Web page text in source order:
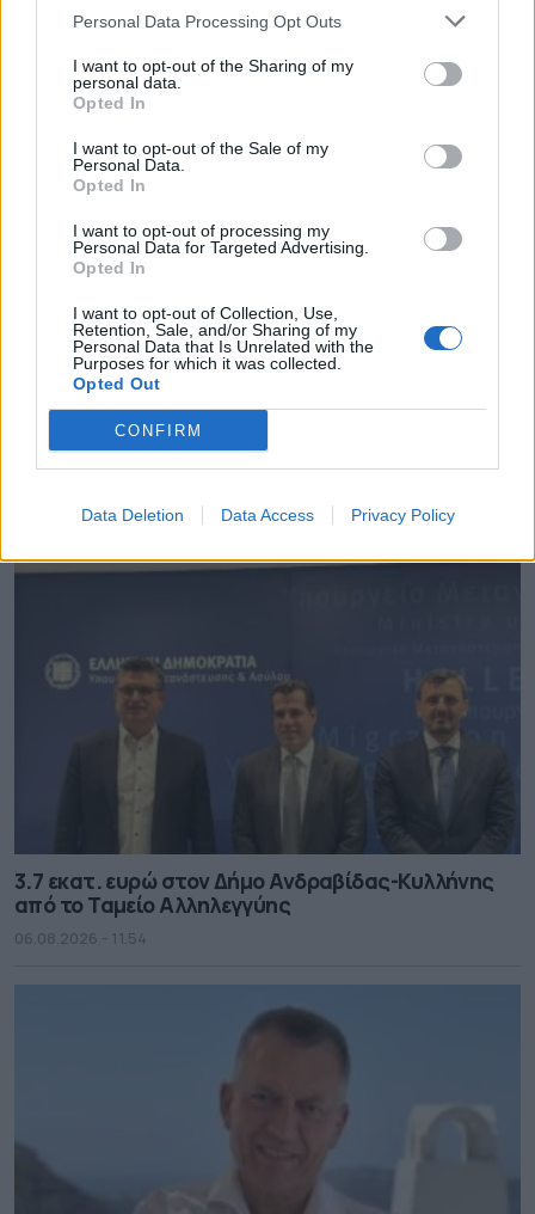
Personal Data Processing Opt Outs
I want to opt-out of the Sharing of my
personal data.
Opted In
I want to opt-out of the Sale of my
Personal Data.
Opted In
I want to opt-out of processing my
Personal Data for Targeted Advertising.
Opted In
I want to opt-out of Collection, Use,
Retention, Sale, and/or Sharing of my
Personal Data that Is Unrelated with the
Purposes for which it was collected.
Opted Out
CONFIRM
Data Deletion Data Access Privacy Policy
Περιφέρεια Ιονίων Νήσων
Ξεκινούν οι αυτοψίες στις πληγείσες κατοικίες
και επιχειρήσεις στα Μέγαρα
3.7 εκατ. ευρώ στον Δήμο Ανδραβίδας-Κυλλήνης
από το Ταμείο Αλληλεγγύης
06.08.2026 - 11.54